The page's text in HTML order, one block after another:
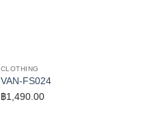
CLOTHING
VAN-FS024
฿1,490.00